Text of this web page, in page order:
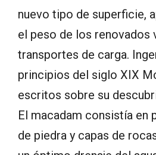
nuevo tipo de superficie,
el peso de los renovados
transportes de carga.
principios del siglo XIX
escritos sobre su
El macadam consistía en
de piedra y capas de